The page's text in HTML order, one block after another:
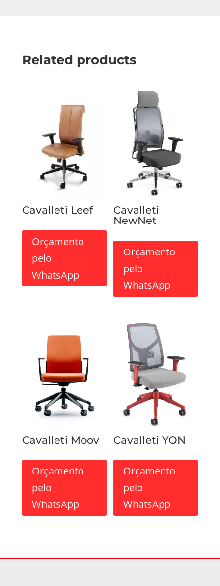
Related products
Cavalleti Leef
Orçamento
pelo
WhatsApp
Cavalleti
NewNet
Orçamento
pelo
WhatsApp
Cavalleti Moov
Orçamento
pelo
WhatsApp
Cavalleti YON
Orçamento
pelo
WhatsApp